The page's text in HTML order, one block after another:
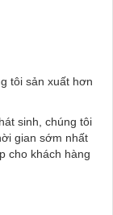
tôi sản xuất hơn
sinh, chúng tôi
gian sớm nhất
cho khách hàng